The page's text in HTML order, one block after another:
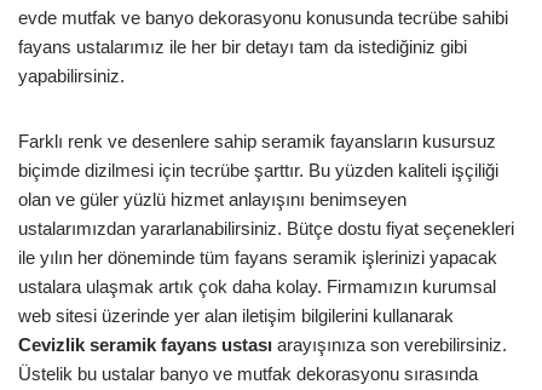
evde mutfak ve banyo dekorasyonu konusunda tecrübe sahibi
fayans ustalarımız ile her bir detayı tam da istediğiniz gibi
yapabilirsiniz.
Farklı renk ve desenlere sahip seramik fayansların kusursuz
biçimde dizilmesi için tecrübe şarttır. Bu yüzden kaliteli işçiliği
olan ve güler yüzlü hizmet anlayışını benimseyen
ustalarımızdan yararlanabilirsiniz. Bütçe dostu fiyat seçenekleri
ile yılın her döneminde tüm fayans seramik işlerinizi yapacak
ustalara ulaşmak artık çok daha kolay. Firmamızın kurumsal
web sitesi üzerinde yer alan iletişim bilgilerini kullanarak
Cevizlik seramik fayans ustası arayışınıza son verebilirsiniz.
Üstelik bu ustalar banyo ve mutfak dekorasyonu sırasında